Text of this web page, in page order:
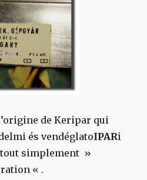
de Keripar qui
és vendéglatoIPARi
simplement »
« .